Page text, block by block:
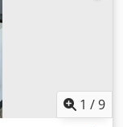
kunnen wij de
in combinatie
1 /9